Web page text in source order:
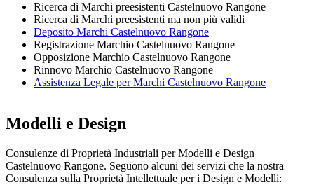
Ricerca di Marchi preesistenti Castelnuovo Rangone
Ricerca di Marchi preesistenti ma non più validi
Deposito Marchi Castelnuovo Rangone
Registrazione Marchio Castelnuovo Rangone
Opposizione Marchio Castelnuovo Rangone
Rinnovo Marchio Castelnuovo Rangone
Assistenza Legale per Marchi Castelnuovo Rangone
Modelli e Design
Consulenze di Proprietà Industriali per Modelli e Design
Castelnuovo Rangone. Seguono alcuni dei servizi che la nostra
Consulenza sulla Proprietà Intellettuale per i Design e Modelli: